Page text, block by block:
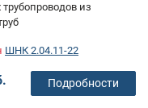
из
ШНК 2.04.11-22
Подробности